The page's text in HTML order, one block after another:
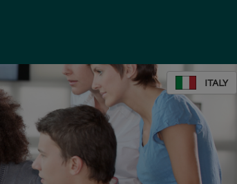
ITALY